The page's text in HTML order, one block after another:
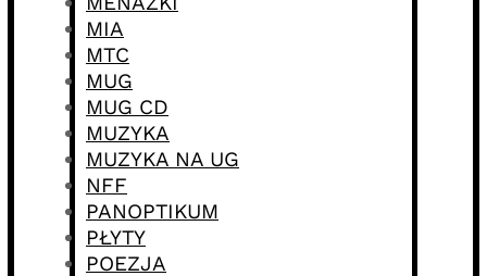
MIA
MTC
MUG
MUG CD
MUZYKA
MUZYKA NA UG
NFF
PANOPTIKUM
PŁYTY
POEZJA